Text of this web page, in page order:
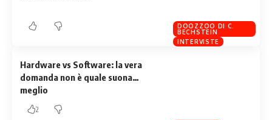
DOOZZOO DI C.
BECHSTEIN
INTERVISTE
Hardware vs Software: la vera
domanda non è quale suona
meglio
2